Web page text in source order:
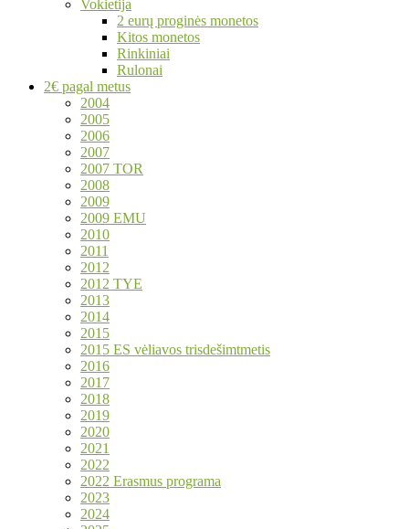
Vokietija
2 eurų proginės monetos
Kitos monetos
Rinkiniai
Rulonai
2€ pagal metus
2004
2005
2006
2007
2007 TOR
2008
2009
2009 EMU
2010
2011
2012
2012 TYE
2013
2014
2015
2015 ES vėliavos trisdešimtmetis
2016
2017
2018
2019
2020
2021
2022
2022 Erasmus programa
2023
2024